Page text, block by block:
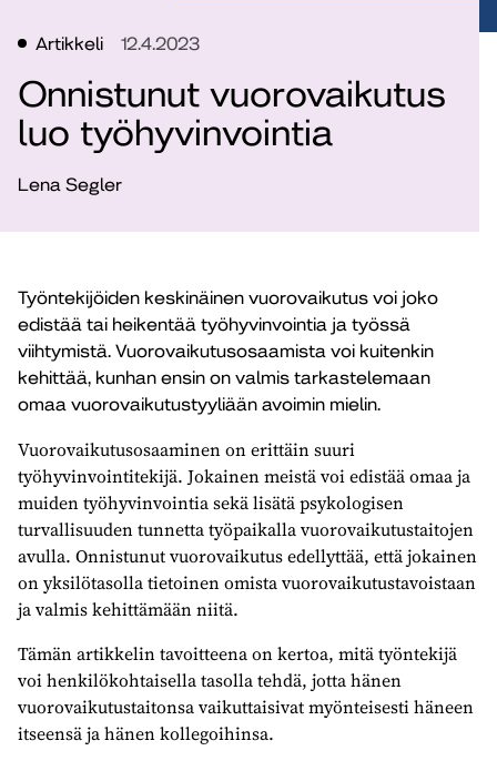
Artikkeli 12.4.2023
Onnistunut vuorovaikutus
luo työhyvinvointia
Lena Segler
Työntekijöiden keskinäinen vuorovaikutus voi joko
edistää tai heikentää työhyvinvointia ja työssä
viihtymistä. Vuorovaikutusosaamista voi kuitenkin
kehittää, kunhan ensin on valmis tarkastelemaan
omaa vuorovaikutustyyliään avoimin mielin.
Vuorovaikutusosaaminen on erittäin suuri
työhyvinvointitekijä. Jokainen meistä voi edistää omaa ja
muiden työhyvinvointia sekä lisätä psykologisen
turvallisuuden tunnetta työpaikalla vuorovaikutustaitojen
avulla. Onnistunut vuorovaikutus edellyttää, että jokainen
on yksilötasolla tietoinen omista vuorovaikutustavoistaan
ja valmis kehittämään niitä.
Tämän artikkelin tavoitteena on kertoa, mitä työntekijä
voi henkilökohtaisella tasolla tehdä, jotta hänen
vuorovaikutustaitonsa vaikuttaisivat myönteisesti häneen
itseensä ja hänen kollegoihinsa.